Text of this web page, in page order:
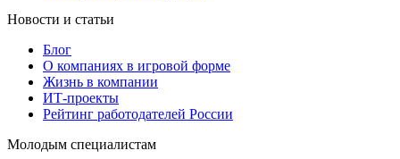
Новости и статьи
Блог
О компаниях в игровой форме
Жизнь в компании
ИТ-проекты
Рейтинг работодателей России
Молодым специалистам